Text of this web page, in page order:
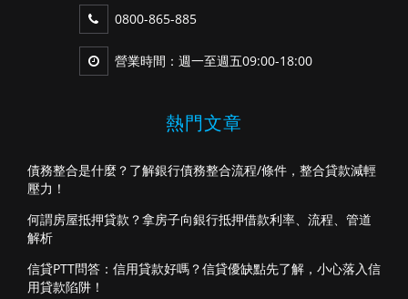
0800-865-885
營業時間：週一至週五09:00-18:00
熱門文章
債務整合是什麼？了解銀行債務整合流程/條件，整合貸款減輕
壓力！
何謂房屋抵押貸款？拿房子向銀行抵押借款利率、流程、管道
解析
信貸PTT問答：信用貸款好嗎？信貸優缺點先了解，小心落入信
用貸款陷阱！